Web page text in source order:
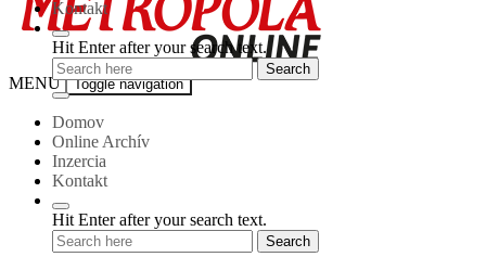
Metropola-
MENU Toggle navigation
Domov
Online Archív
Inzercia
Kontakt
Hit Enter after your search text.
Kontakt
Hit Enter after your search text.